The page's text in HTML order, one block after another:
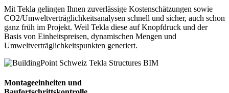
Mit Tekla gelingen Ihnen zuverlässige Kostenschätzungen sowie
CO2/Umweltverträglichkeitsanalysen schnell und sicher, auch schon
ganz früh im Projekt. Weil Tekla diese auf Knopfdruck und der
Basis von Einheitspreisen, dynamischen Mengen und
Umweltverträglichkeitspunkten generiert.
Montageeinheiten und